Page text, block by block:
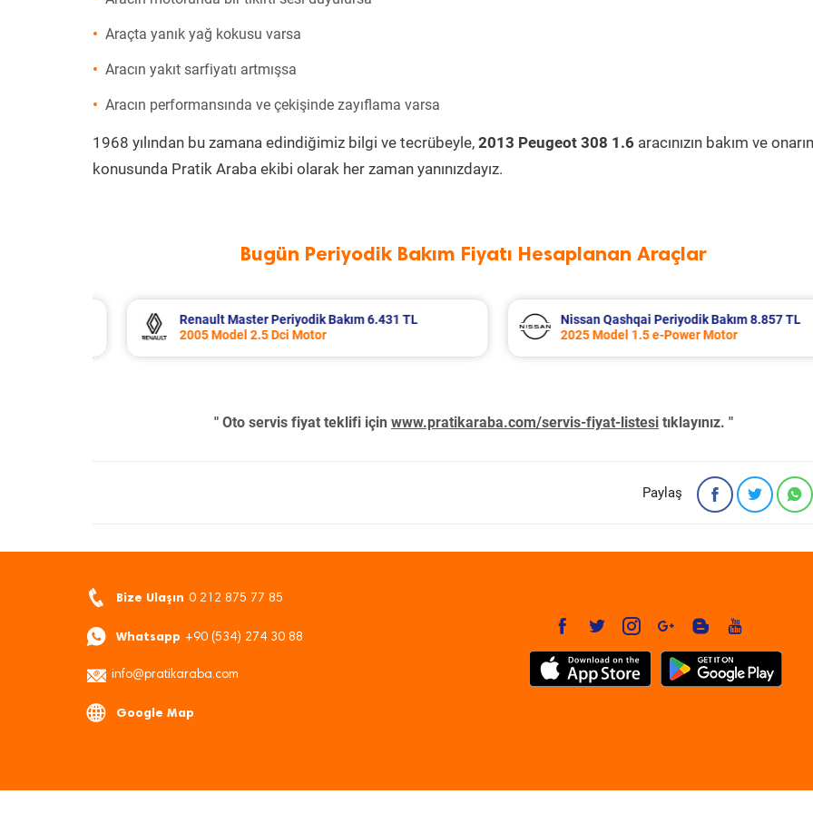
Araçta yanık yağ kokusu varsa
Aracın yakıt sarfiyatı artmışsa
Aracın performansında ve çekişinde zayıflama varsa
1968 yılından bu zamana edindiğimiz bilgi ve tecrübeyle, 2013 Peugeot 308 1.6 aracınızın bakım ve
konusunda Pratik Araba ekibi olarak her zaman yanınızdayız.
Bugün Periyodik Bakım Fiyatı Hesaplanan Araçlar
Nissan Qashqai Periyodik Bakım 8.857 TL
2025 Model 1.5 e-Power Motor
Nissan Qashqai Periyodik Bakım 9.201 TL
2018 Model 1.6 Dci Motor
" Oto servis fiyat teklifi için www.pratikaraba.com/servis-fiyat-listesi tıklayınız. "
Paylaş
Bize Ulaşın 0 212 875 77 85
Whatsapp +90 (534) 274 30 88
info@pratikaraba.com
Google Map